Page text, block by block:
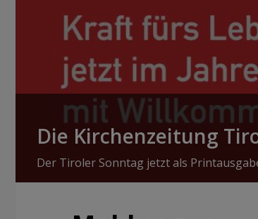
Die Kirchenzeitung
Der Tiroler Sonntag jetzt als